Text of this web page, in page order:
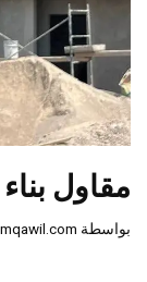
مقاول
بواسطة